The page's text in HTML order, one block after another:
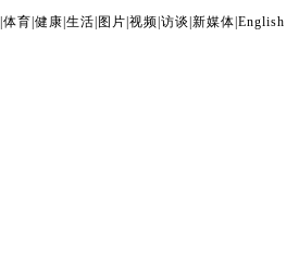
体育 健康 生活 图片 视频 访谈 新媒体 English